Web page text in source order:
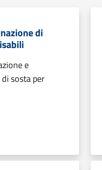
di
e
sosta per